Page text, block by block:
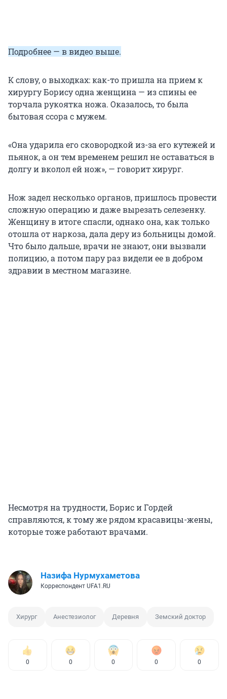
Подробнее — в видео выше.
К слову, о выходках: как-то пришла на прием к
хирургу Борису одна женщина — из спины ее
торчала рукоятка ножа. Оказалось, то была
бытовая ссора с мужем.
«Она ударила его сковородкой из-за его кутежей и
пьянок, а он тем временем решил не оставаться в
долгу и вколол ей нож», — говорит хирург.
Нож задел несколько органов, пришлось провести
сложную операцию и даже вырезать селезенку.
Женщину в итоге спасли, однако она, как только
отошла от наркоза, дала деру из больницы домой.
Что было дальше, врачи не знают, они вызвали
полицию, а потом пару раз видели ее в добром
здравии в местном магазине.
Несмотря на трудности, Борис и Гордей
справляются, к тому же рядом красавицы-жены,
которые тоже работают врачами.
Назифа Нурмухаметова
Корреспондент UFA1.RU
Хирург Анестезиолог Деревня Земский доктор
0 0 0 0 0